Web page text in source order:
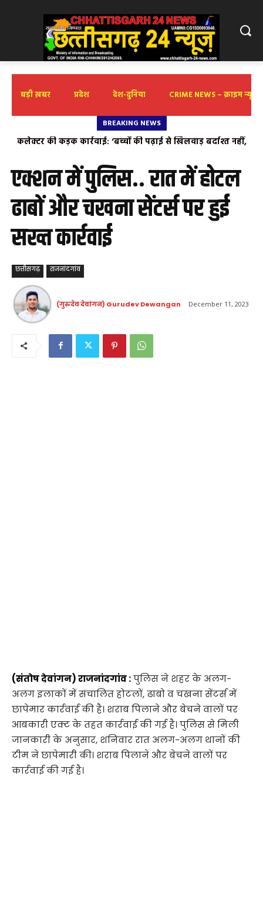
बड़ी ख़बर प्रदेश देश-दुनिया CRIME NEWS – क्राइम न्यूज़
BREAKING NEWS
कलेक्टर की कड़क कार्रवाई: ‘बच्चों की पढ़ाई से खिलवाड़ बर्दाश्त नहीं,
शैक्षणिक स्तर खराब मिलने पर प्राचार्य को लगाई कसके फटकार,
गुणवत्ता सुधारने के दिए सख्त निर्देश
एक्शन में पुलिस.. रात में होटल
ढाबों और चखना सेंटर्स पर हुई
सख्त कार्रवाई
छत्तीसगढ़ राजनांदगांव
(गुरुदेव देवांगन) Gurudev Dewangan December 11, 2023
(संतोष देवांगन) राजनांदगांव :पुलिस ने शहर के अलग-
अलग इलाकों में संचालित होटलों, ढाबो व चखना सेंटर्स में
छापेमार कार्रवाई की है। शराब पिलाने और बेचने वालों पर
आबकारी एक्ट के तहत कार्रवाई की गई है। पुलिस से मिली
जानकारी के अनुसार, शनिवार रात अलग-अलग थानों की
टीम ने छापेमारी की। शराब पिलाने और बेचने वालों पर
कार्रवाई की गई है।